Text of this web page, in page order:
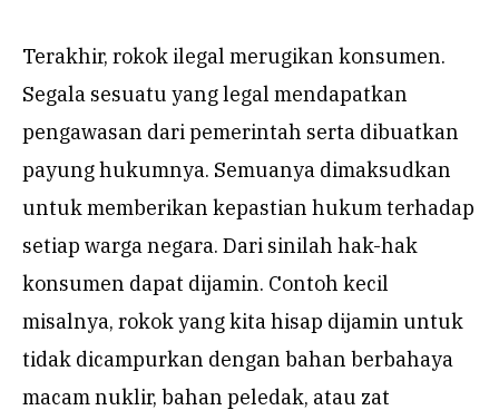
Terakhir, rokok ilegal merugikan konsumen.
Segala sesuatu yang legal mendapatkan
pengawasan dari pemerintah serta dibuatkan
payung hukumnya. Semuanya dimaksudkan
untuk memberikan kepastian hukum terhadap
setiap warga negara. Dari sinilah hak-hak
konsumen dapat dijamin. Contoh kecil
misalnya, rokok yang kita hisap dijamin untuk
tidak dicampurkan dengan bahan berbahaya
macam nuklir, bahan peledak, atau zat